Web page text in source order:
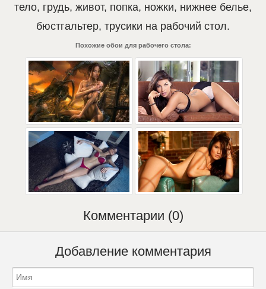
тело, грудь, живот, попка, ножки, нижнее белье,
бюстгальтер, трусики на рабочий стол.
Похожие обои для рабочего стола:
Комментарии (0)
Добавление комментария